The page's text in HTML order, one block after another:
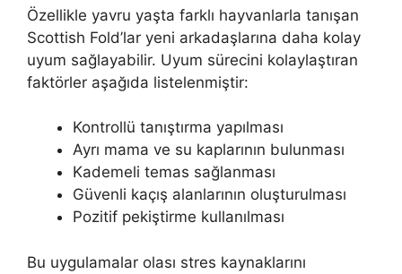
Özellikle yavru yaşta farklı hayvanlarla tanışan
Scottish Fold’lar yeni arkadaşlarına daha kolay
uyum sağlayabilir. Uyum sürecini kolaylaştıran
faktörler aşağıda listelenmiştir:
Kontrollü tanıştırma yapılması
Ayrı mama ve su kaplarının bulunması
Kademeli temas sağlanması
Güvenli kaçış alanlarının oluşturulması
Pozitif pekiştirme kullanılması
Bu uygulamalar olası stres kaynaklarını